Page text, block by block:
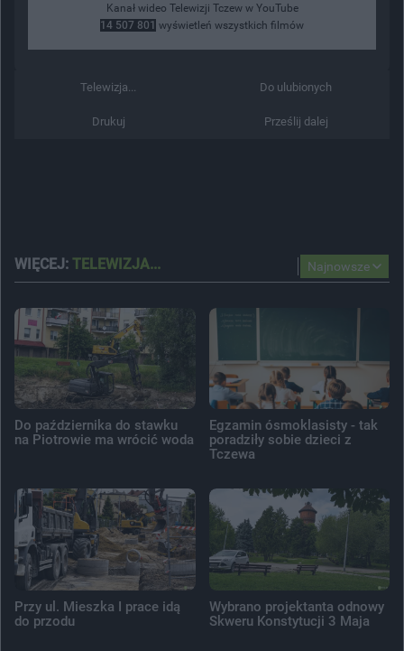
Kanał wideo Telewizji Tczew w YouTube
14 507 801 wyświetleń wszystkich filmów
Telewizja... Do ulubionych
Drukuj Prześlij dalej
Najnowsze
WIĘCEJ: TELEWIZJA...
Do października do stawku
na Piotrowie ma wrócić woda
Egzamin ósmoklasisty - tak
poradziły sobie dzieci z
Tczewa
Przy ul. Mieszka I prace idą
do przodu
Wybrano projektanta odnowy
Skweru Konstytucji 3 Maja